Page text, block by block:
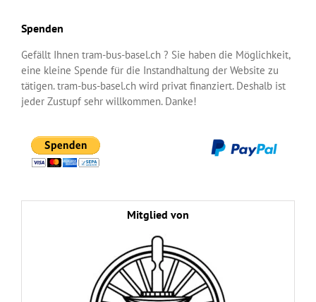
Spenden
Gefällt Ihnen tram-bus-basel.ch ? Sie haben die Möglichkeit,
eine kleine Spende für die Instandhaltung der Website zu
tätigen. tram-bus-basel.ch wird privat finanziert. Deshalb ist
jeder Zustupf sehr willkommen. Danke!
Mitglied von